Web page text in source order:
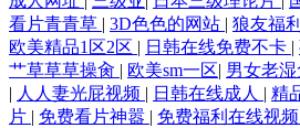
看片青青草 | 3D色色的网站 | 狼友福
欧美精品1区2区 | 日韩在线免费不卡 |
艹草草草操肏 | 欧美sm一区| 男女老湿
| 人人妻光屁视频 | 日韩在线成人 | 精
片 | 免费看片神嚣 | 免费福利在线视频